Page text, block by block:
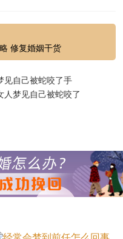
修复婚姻干货
见自己被蛇咬了手
人梦见自己被蛇咬了